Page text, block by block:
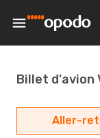
Billet d'avion
Aller-